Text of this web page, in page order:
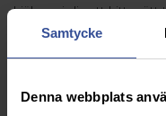
Samtycke
Denna webbplats
hjälper vi dig att hitta rätt
dina specifika behov.